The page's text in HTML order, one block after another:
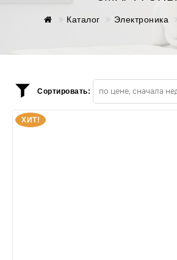
КонтактыКаталог Электроника
фильтр
Сортировать:
Apple
iPhone
ХИТ!